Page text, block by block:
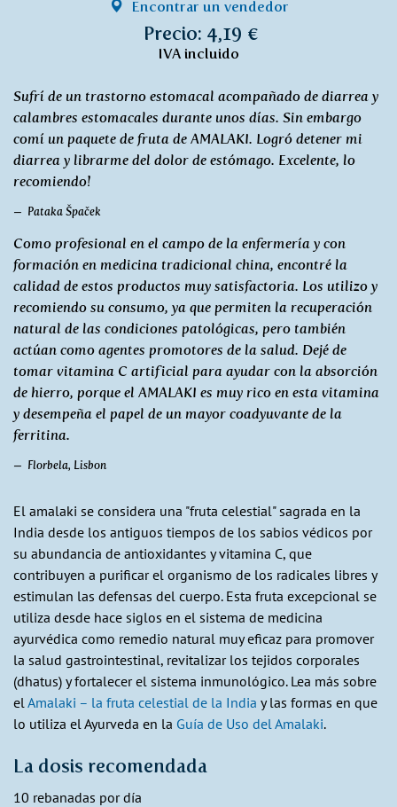
Encontrar un vendedor
Precio: 4,19 €
IVA incluido
Sufrí de un trastorno estomacal acompañado de diarrea y
calambres estomacales durante unos días. Sin embargo
comí un paquete de fruta de AMALAKI. Logró detener mi
diarrea y librarme del dolor de estómago. Excelente, lo
recomiendo!
Pataka Špaček
Como profesional en el campo de la enfermería y con
formación en medicina tradicional china, encontré la
calidad de estos productos muy satisfactoria. Los utilizo y
recomiendo su consumo, ya que permiten la recuperación
natural de las condiciones patológicas, pero también
actúan como agentes promotores de la salud. Dejé de
tomar vitamina C artificial para ayudar con la absorción
de hierro, porque el AMALAKI es muy rico en esta vitamina
y desempeña el papel de un mayor coadyuvante de la
ferritina.
Florbela, Lisbon
El amalaki se considera una "fruta celestial" sagrada en la
India desde los antiguos tiempos de los sabios védicos por
su abundancia de antioxidantes y vitamina C, que
contribuyen a purificar el organismo de los radicales libres y
estimulan las defensas del cuerpo. Esta fruta excepcional se
utiliza desde hace siglos en el sistema de medicina
ayurvédica como remedio natural muy eficaz para promover
la salud gastrointestinal, revitalizar los tejidos corporales
(dhatus) y fortalecer el sistema inmunológico. Lea más sobre
elAmalaki – la fruta celestial de la India y las formas en que
lo utiliza el Ayurveda en la Guía de Uso del Amalaki.
La dosis recomendada
10 rebanadas por día